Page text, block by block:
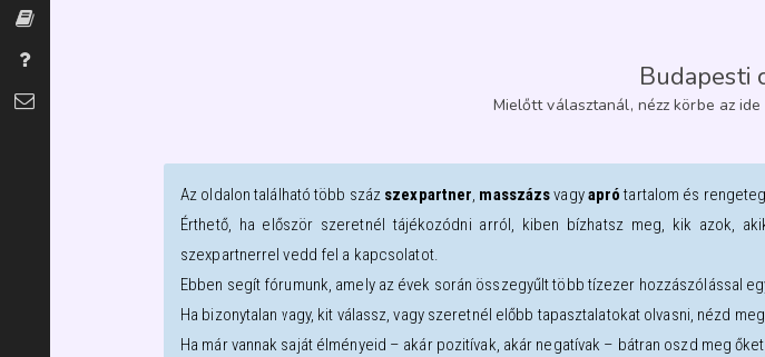
Budapesti
Mielőtt választanál, nézz körbe az
Az oldalon található több száz szexpartner, masszázsvagyapró tartalom és
Érthető, ha először szeretnél tájékozódni arról, kiben bízhatsz meg, kik azok,
szexpartnerrel vedd fel a kapcsolatot.
Ebben segít fórumunk, amely az évek során összegyűlt több tízezer hozzászólással
Ha bizonytalan vagy, kit válassz, vagy szeretnél előbb tapasztalatokat olvasni, nézd
Ha már vannak saját élményeid – akár pozitívak, akár negatívak – bátran oszd meg